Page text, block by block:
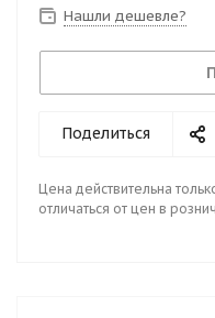
Нашли дешевле?
Поделиться
Цена действительна
отличаться от цен в